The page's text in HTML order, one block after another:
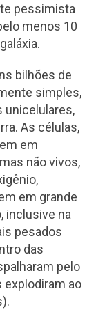
pessimista
menos 10
bilhões de
simples,
unicelulares,
As células,
em
não vivos,
em grande
inclusive na
pesados
das
pelo
explodiram ao